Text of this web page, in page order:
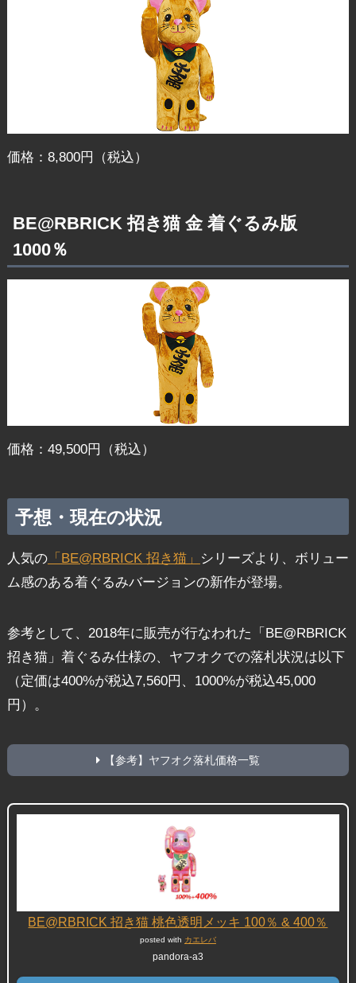
価格：8,800円（税込）
BE@RBRICK 招き猫 金 着ぐるみ版
1000％
価格：49,500円（税込）
予想・現在の状況
人気の「BE@RBRICK 招き猫」
シリーズより、ボリュー
ム感のある着ぐるみバージョンの新作が登場。
参考として、2018年に販売が行なわれた「BE@RBRICK
招き猫」着ぐるみ仕様の、ヤフオクでの落札状況は以下
（定価は400%が税込7,560円、1000%が税込45,000
円）。
【参考】ヤフオク落札価格一覧
BE@RBRICK 招き猫 桃色透明メッキ 100％ & 400％
posted with カエレバ
pandora-a3